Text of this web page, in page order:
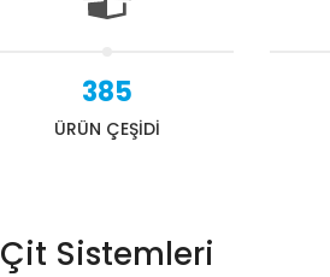
385
ÜRÜN ÇEŞİDİ
Çit Sistemleri